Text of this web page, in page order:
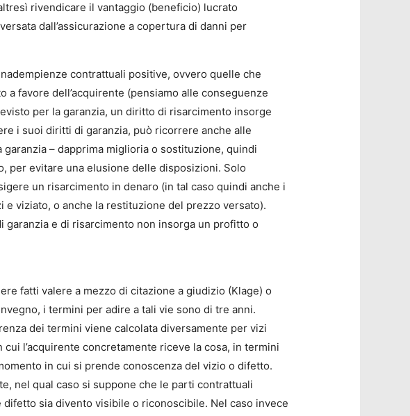
rivendicare il vantaggio (beneficio) lucrato
dall’assicurazione a copertura di danni per
contrattuali positive, ovvero quelle che
favore dell’acquirente (pensiamo alle conseguenze
per la garanzia, un diritto di risarcimento insorge
i suoi diritti di garanzia, può ricorrere anche alle
– dapprima miglioria o sostituzione, quindi
per evitare una elusione delle disposizioni. Solo
un risarcimento in denaro (in tal caso quindi anche i
viziato, o anche la restituzione del prezzo versato).
e di risarcimento non insorga un profitto o
fatti valere a mezzo di citazione a giudizio (Klage) o
i termini per adire a tali vie sono di tre anni.
dei termini viene calcolata diversamente per vizi
l’acquirente concretamente riceve la cosa, in termini
in cui si prende conoscenza del vizio o difetto.
nel qual caso si suppone che le parti contrattuali
sia divento visibile o riconoscibile. Nel caso invece